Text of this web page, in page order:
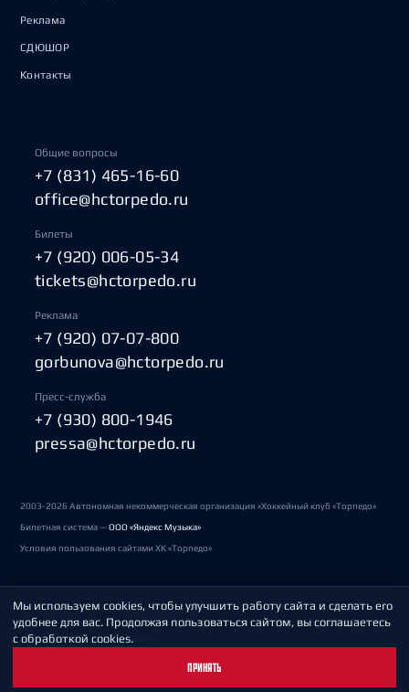
Реклама
СДЮШОР
Контакты
Общие вопросы
+7 (831) 465-16-60
office@hctorpedo.ru
Билеты
+7 (920) 006-05-34
tickets@hctorpedo.ru
Реклама
+7 (920) 07-07-800
gorbunova@hctorpedo.ru
Пресс-служба
+7 (930) 800-1946
pressa@hctorpedo.ru
2003-2026 Автономная некоммерческая организация «Хоккейный клуб «Торпедо»
Билетная система —ООО «Яндекс Музыка»
Условия пользования сайтами ХК «Торпедо»
Политика обработки персональных данных
Пользовательское соглашение
Мы используем cookies, чтобы улучшить работу сайта и сделать его
удобнее для вас. Продолжая пользоваться сайтом, вы соглашаетесь
с обработкой cookies.
ПРИНЯТЬ